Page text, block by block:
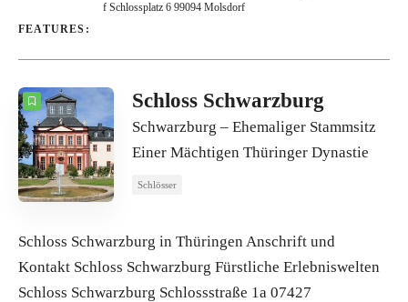
f Schlossplatz 6 99094 Molsdorf
FEATURES:
Schloss Schwarzburg
Schwarzburg – Ehemaliger Stammsitz
Einer Mächtigen Thüringer Dynastie
Schlösser
Schloss Schwarzburg in Thüringen Anschrift und
Kontakt Schloss Schwarzburg Fürstliche Erlebniswelten
Schloss Schwarzburg Schlossstraße 1a 07427